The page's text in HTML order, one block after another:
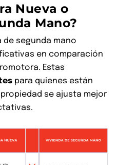
Nueva o
Mano?
de segunda mano
en comparación
Estas
para quienes están
se ajusta mejor